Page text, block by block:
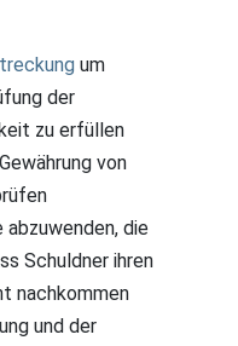
um
der
zu erfüllen
von
die
Schuldner ihren
nachkommen
und der